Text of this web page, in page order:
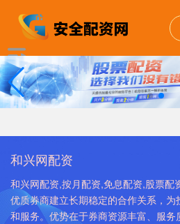
和兴网配资
和兴网配资,按月配资,免息配资,股票
优质券商建立长期稳定的合作关系，
和服务。优势在于券商资源丰富、服